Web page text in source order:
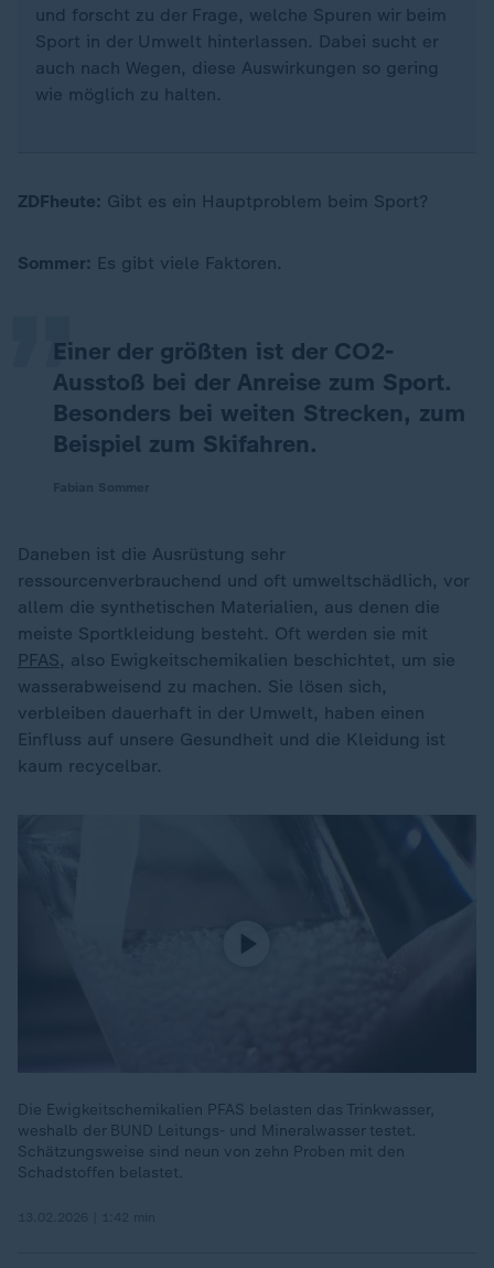
und forscht zu der Frage, welche Spuren wir beim
Sport in der Umwelt hinterlassen. Dabei sucht er
auch nach Wegen, diese Auswirkungen so gering
wie möglich zu halten.
ZDFheute: Gibt es ein Hauptproblem beim Sport?
Sommer: Es gibt viele Faktoren.
Einer der größten ist der CO2-
Ausstoß bei der Anreise zum Sport.
Besonders bei weiten Strecken, zum
Beispiel zum Skifahren.
„
Daneben ist die Ausrüstung sehr
ressourcenverbrauchend und oft umweltschädlich, vor
allem die synthetischen Materialien, aus denen die
meiste Sportkleidung besteht. Oft werden sie mit
PFAS, also Ewigkeitschemikalien beschichtet, um sie
wasserabweisend zu machen. Sie lösen sich,
verbleiben dauerhaft in der Umwelt, haben einen
Einfluss auf unsere Gesundheit und die Kleidung ist
kaum recycelbar.
Die Ewigkeitschemikalien PFAS belasten das Trinkwasser,
weshalb der BUND Leitungs- und Mineralwasser testet.
Schätzungsweise sind neun von zehn Proben mit den
Schadstoffen belastet.